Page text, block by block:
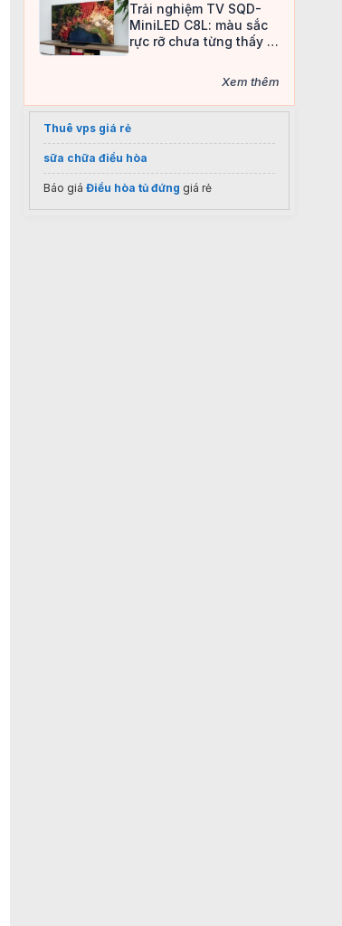
Trải nghiệm TV SQD-
MiniLED C8L: màu sắc
rực rỡ chưa từng thấy ở
Xem thêm
Thuê vps giá rẻ
sữa chữa điều hòa
Báo giá Điều hòa tủ đứng giá rẻ